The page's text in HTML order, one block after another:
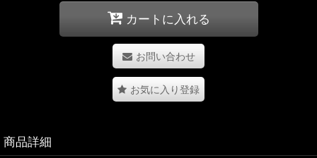
カートに入れる
お問い合わせ
お気に入り登録
商品詳細